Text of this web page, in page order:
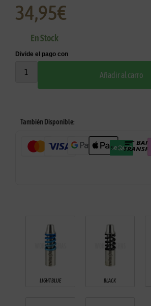
34,95€
En Stock
Añadir al carro
También Disponible:
LIGHT BLUE BLACK